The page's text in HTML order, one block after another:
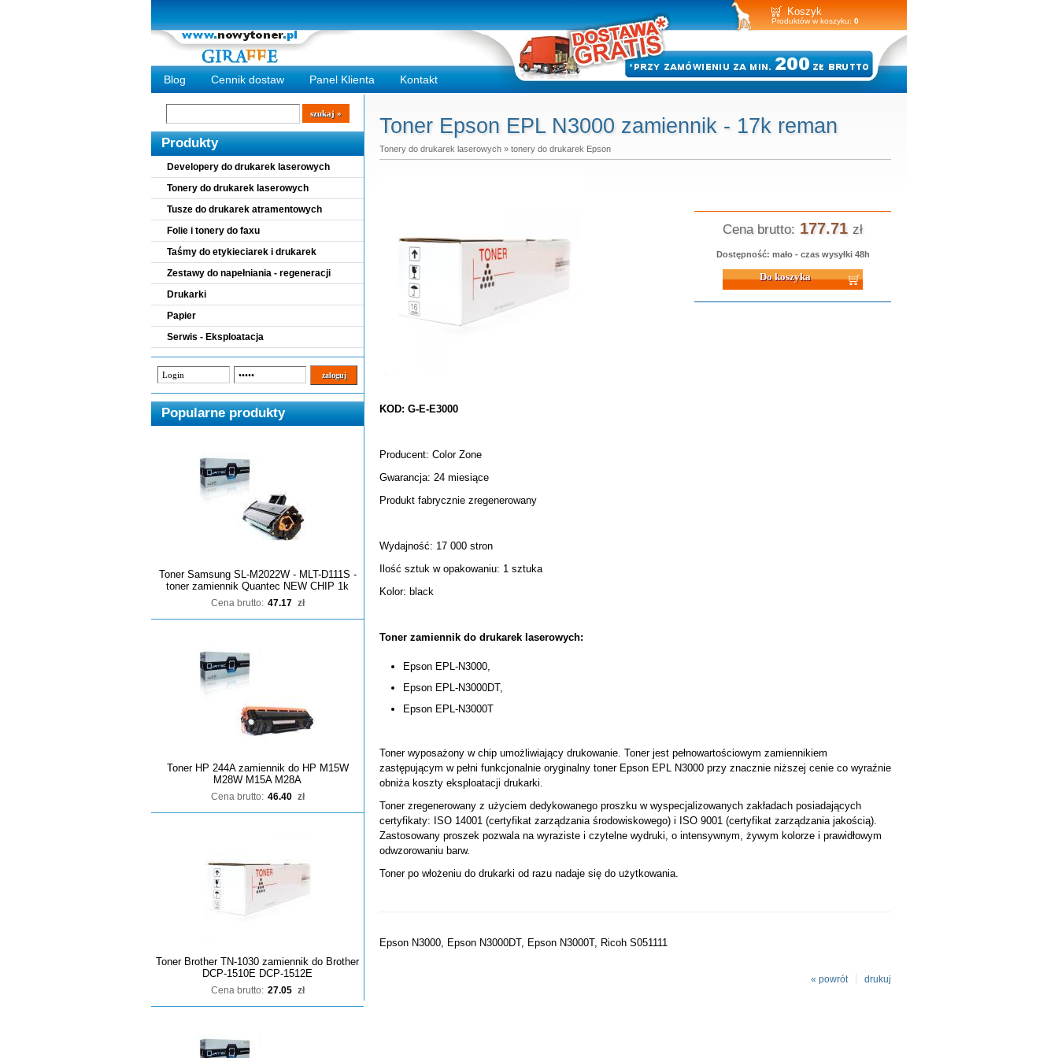
Koszyk
Produktów w koszyku: 0
Blog Cennik dostaw Panel Klienta Kontakt
Wyszukiwarka
szukaj
Produkty
Developery do drukarek laserowych
Tonery do drukarek laserowych
Tusze do drukarek atramentowych
Folie i tonery do faxu
Taśmy do etykieciarek i drukarek
Zestawy do napełniania - regeneracji
Drukarki
Papier
Serwis - Eksploatacja
Popularne produkty
Toner Samsung SL-M2022W - MLT-D111S -
toner zamiennik Quantec NEW CHIP 1k
Cena brutto: 47.17 zł
Toner HP 244A zamiennik do HP M15W
M28W M15A M28A
Cena brutto: 46.40 zł
Toner Brother TN-1030 zamiennik do Brother
DCP-1510E DCP-1512E
Cena brutto: 27.05 zł
Toner Epson EPL N3000 zamiennik - 17k reman
Tonery do drukarek laserowych » tonery do drukarek Epson
Cena brutto: 177.71 zł
Dostępność: mało - czas wysyłki 48h
Do koszyka
KOD: G-E-E3000
Producent: Color Zone
Gwarancja: 24 miesiące
Produkt fabrycznie zregenerowany
Wydajność: 17 000 stron
Ilość sztuk w opakowaniu: 1 sztuka
Kolor: black
Toner zamiennik do drukarek laserowych:
Epson EPL-N3000,
Epson EPL-N3000DT,
Epson EPL-N3000T
Toner wyposażony w chip umożliwiający drukowanie. Toner jest pełnowartościowym zamiennikiem
zastępującym w pełni funkcjonalnie oryginalny toner Epson EPL N3000 przy znacznie niższej cenie co wyraźnie
obniża koszty eksploatacji drukarki.
Toner zregenerowany z użyciem dedykowanego proszku w wyspecjalizowanych zakładach posiadających
certyfikaty: ISO 14001 (certyfikat zarządzania środowiskowego) i ISO 9001 (certyfikat zarządzania jakością).
Zastosowany proszek pozwala na wyraziste i czytelne wydruki, o intensywnym, żywym kolorze i prawidłowym
odwzorowaniu barw.
Toner po włożeniu do drukarki od razu nadaje się do użytkowania.
Epson N3000, Epson N3000DT, Epson N3000T, Ricoh S051111
drukuj
« powrót